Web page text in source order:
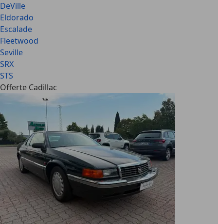
DeVille
Eldorado
Escalade
Fleetwood
Seville
SRX
STS
Offerte Cadillac